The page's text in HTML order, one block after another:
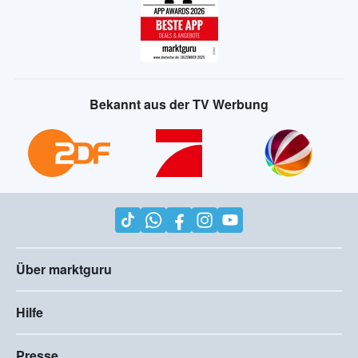
Bekannt aus der TV Werbung
Über marktguru
Hilfe